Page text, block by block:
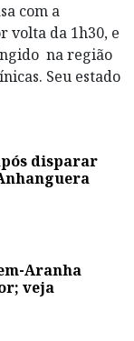
com a
volta da 1h30, e
na região
Seu estado
disparar
Aranha
veja